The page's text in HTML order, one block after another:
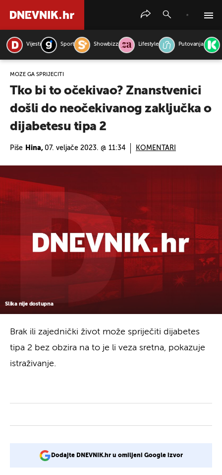
Vijesti Sport Showbizz Lifestyle Putovanja
MOŽE GA SPRIJEČITI
Tko bi to očekivao? Znanstvenici
došli do neočekivanog zaključka o
dijabetesu tipa 2
Piše Hina, 07. veljače 2023. @ 11:34 KOMENTARI
Slika nije dostupna
Brak ili zajednički život može spriječiti dijabetes
tipa 2 bez obzira na to je li veza sretna, pokazuje
istraživanje.
Dodajte DNEVNIK.hr u omiljeni Google izvor
PRETRAŽITE VIJESTI